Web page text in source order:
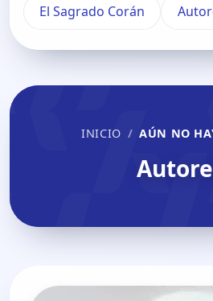
El Sagrado Corán
INICIO AÚN NO